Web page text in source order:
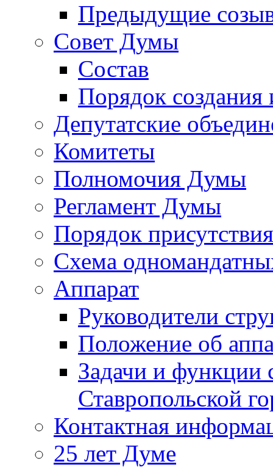
Предыдущие
Совет Думы
Состав
Порядок создания
Депутатские
Комитеты
Полномочия Думы
Регламент Думы
Порядок
Схема
Аппарат
Руководители
Положение об
Задачи и функции
Ставропольской
Контактная
25 лет Думе